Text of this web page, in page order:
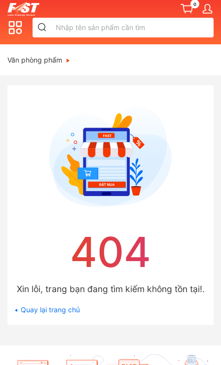
0
Văn phòng phẩm
404
Xin lỗi, trang bạn đang tìm kiếm không tồn tại!.
Quay lại trang chủ